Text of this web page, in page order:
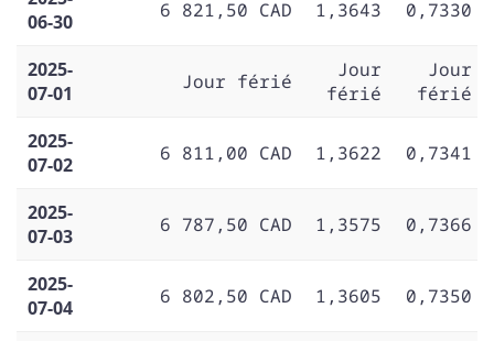
06-30
6 821,50 CAD 1,3643 0,7330
2025-
07-01
Jour férié
Jour
férié
Jour
férié
2025-
07-02
6 811,00 CAD 1,3622 0,7341
2025-
07-03
6 787,50 CAD 1,3575 0,7366
2025-
07-04
6 802,50 CAD 1,3605 0,7350